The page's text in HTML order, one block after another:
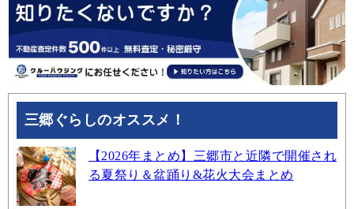
三郷ぐらしのオススメ！
【2026年まとめ】三郷市と近隣で開催され
る夏祭り＆盆踊り&花火大会まとめ